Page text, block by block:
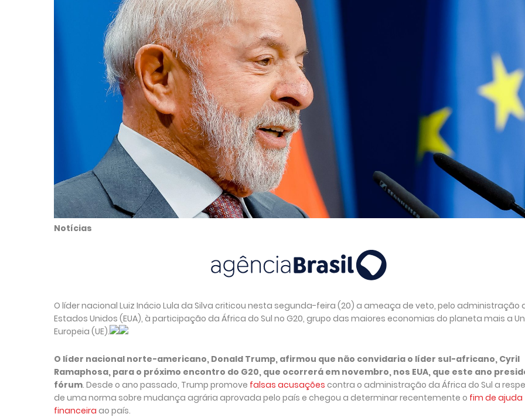
Notícias
O líder nacional Luiz Inácio Lula da Silva criticou nesta segunda-feira (20) a ameaça de veto, pelo administração
Estados Unidos (EUA), à participação da África do Sul no G20, grupo das maiores economias do planeta mais a
Europeia (UE).
O líder nacional norte-americano, Donald Trump, afirmou que não convidaria o líder sul-africano, Cyril
Ramaphosa, para o próximo encontro do G20, que ocorrerá em novembro, nos EUA, que este ano
fórum. Desde o ano passado, Trump promove falsas acusações contra o administração da África do Sul a
de uma norma sobre mudança agrária aprovada pelo país e chegou a determinar recentemente o fim de ajuda
financeira ao país.